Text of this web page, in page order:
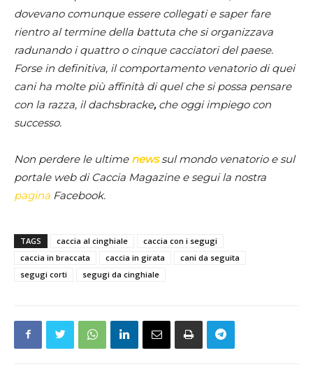
dovevano comunque essere collegati e saper fare
rientro al termine della battuta che si organizzava
radunando i quattro o cinque cacciatori del paese.
Forse in definitiva, il comportamento venatorio di quei
cani ha molte più affinità di quel che si possa pensare
con la razza, il dachsbracke,che oggi impiego con
successo.
Non perdere le ultime newssul mondo venatorio e sul
portale web di Caccia Magazine e segui la nostra
pagina Facebook.
TAGS caccia al cinghiale
caccia con i segugi
caccia in braccata
caccia in girata
cani da seguita
segugi corti
segugi da cinghiale